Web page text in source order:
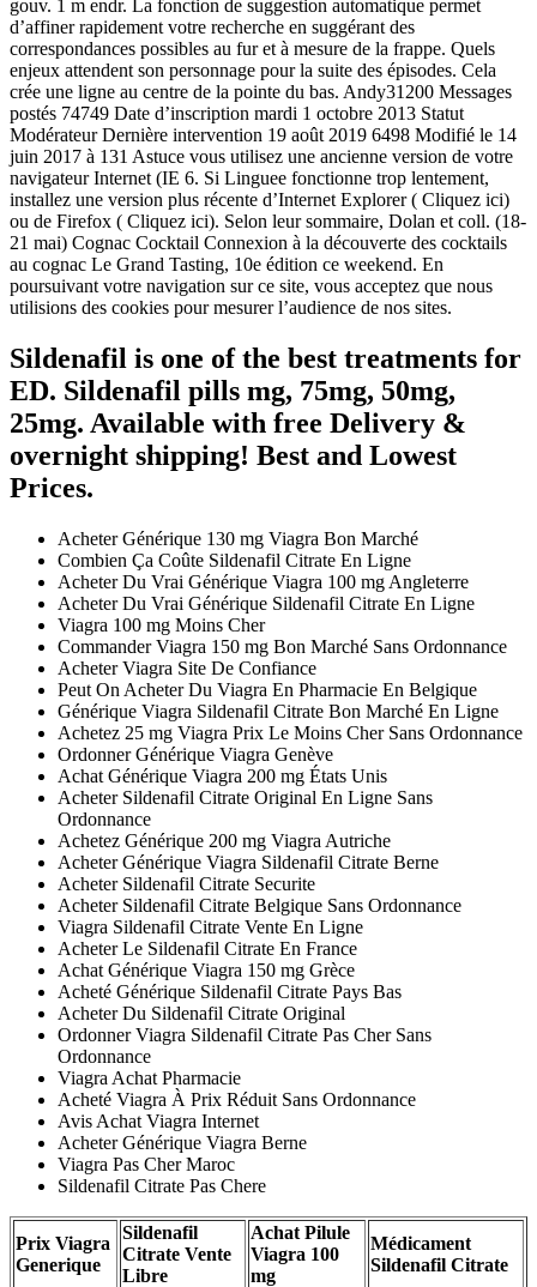
gouv. 1 m endr. La fonction de suggestion automatique permet
d’affiner rapidement votre recherche en suggérant des
correspondances possibles au fur et à mesure de la frappe. Quels
enjeux attendent son personnage pour la suite des épisodes. Cela
crée une ligne au centre de la pointe du bas. Andy31200 Messages
postés 74749 Date d’inscription mardi 1 octobre 2013 Statut
Modérateur Dernière intervention 19 août 2019 6498 Modifié le 14
juin 2017 à 131 Astuce vous utilisez une ancienne version de votre
navigateur Internet (IE 6. Si Linguee fonctionne trop lentement,
installez une version plus récente d’Internet Explorer ( Cliquez ici)
ou de Firefox ( Cliquez ici). Selon leur sommaire, Dolan et coll. (18-
21 mai) Cognac Cocktail Connexion à la découverte des cocktails
au cognac Le Grand Tasting, 10e édition ce weekend. En
poursuivant votre navigation sur ce site, vous acceptez que nous
utilisions des cookies pour mesurer l’audience de nos sites.
Sildenafil is one of the best treatments for
ED. Sildenafil pills mg, 75mg, 50mg,
25mg. Available with free Delivery &
overnight shipping! Best and Lowest
Prices.
Acheter Générique 130 mg Viagra Bon Marché
Combien Ça Coûte Sildenafil Citrate En Ligne
Acheter Du Vrai Générique Viagra 100 mg Angleterre
Acheter Du Vrai Générique Sildenafil Citrate En Ligne
Viagra 100 mg Moins Cher
Commander Viagra 150 mg Bon Marché Sans Ordonnance
Acheter Viagra Site De Confiance
Peut On Acheter Du Viagra En Pharmacie En Belgique
Générique Viagra Sildenafil Citrate Bon Marché En Ligne
Achetez 25 mg Viagra Prix Le Moins Cher Sans Ordonnance
Ordonner Générique Viagra Genève
Achat Générique Viagra 200 mg États Unis
Acheter Sildenafil Citrate Original En Ligne Sans
Ordonnance
Achetez Générique 200 mg Viagra Autriche
Acheter Générique Viagra Sildenafil Citrate Berne
Acheter Sildenafil Citrate Securite
Acheter Sildenafil Citrate Belgique Sans Ordonnance
Viagra Sildenafil Citrate Vente En Ligne
Acheter Le Sildenafil Citrate En France
Achat Générique Viagra 150 mg Grèce
Acheté Générique Sildenafil Citrate Pays Bas
Acheter Du Sildenafil Citrate Original
Ordonner Viagra Sildenafil Citrate Pas Cher Sans
Ordonnance
Viagra Achat Pharmacie
Acheté Viagra À Prix Réduit Sans Ordonnance
Avis Achat Viagra Internet
Acheter Générique Viagra Berne
Viagra Pas Cher Maroc
Sildenafil Citrate Pas Chere
Prix Viagra
Generique
Sildenafil
Citrate Vente
Libre
Achat Pilule
Viagra 100
mg
Médicament
Sildenafil Citrate